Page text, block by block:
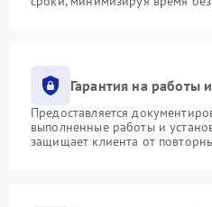
Гарантия на работы
Предоставляется
выполненные работы и
защищает клиента от